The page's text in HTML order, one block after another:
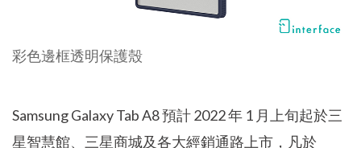
彩色邊框透明保護殼
Samsung Galaxy Tab A8 預計 2022 年 1 月上旬起於三
星智慧館、三星商城及各大經銷通路上市，凡於